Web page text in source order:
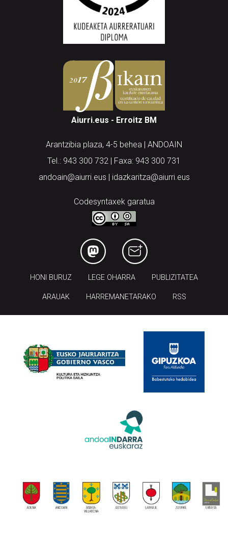
Aiurri.eus - Erroitz BM
Arantzibia plaza, 4-5 behea | ANDOAIN
Tel.: 943 300 732 | Faxa: 943 300 731
andoain@aiurri.eus | idazkaritza@aiurri.eus
Codesyntaxek garatua
HONI BURUZ LEGE OHARRA PUBLIZITATEA
ARAUAK HARREMANETARAKO RSS